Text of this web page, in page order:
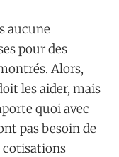
aucune
pour des
Alors,
les aider, mais
quoi avec
pas besoin de
cotisations